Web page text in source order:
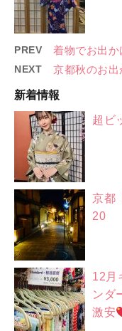
PREV 着物でお出
NEXT 京都秋のお
新着情報
超ビ
京都
20
12月
ンダ
激安